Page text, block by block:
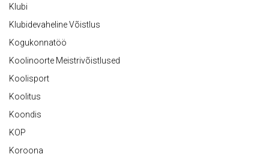
Klubi
Klubidevaheline Võistlus
Kogukonnatöö
Koolinoorte Meistrivõistlused
Koolisport
Koolitus
Koondis
KOP
Koroona